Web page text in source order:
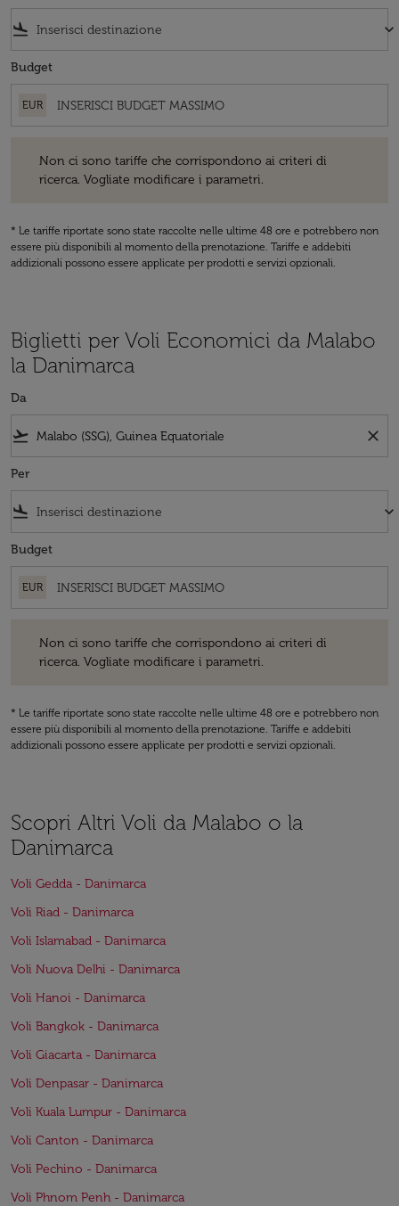
flight_land keyboard_arrow_down
Budget
EUR
Non ci sono tariffe che corrispondono ai criteri di
ricerca. Vogliate modificare i parametri.
* Le tariffe riportate sono state raccolte nelle ultime 48 ore e potrebbero non
essere più disponibili al momento della prenotazione. Tariffe e addebiti
addizionali possono essere applicate per prodotti e servizi opzionali.
Biglietti per Voli Economici da Malabo
la Danimarca
Da
flight_takeoff close
Per
flight_land keyboard_arrow_down
Budget
EUR
Non ci sono tariffe che corrispondono ai criteri di
ricerca. Vogliate modificare i parametri.
* Le tariffe riportate sono state raccolte nelle ultime 48 ore e potrebbero non
essere più disponibili al momento della prenotazione. Tariffe e addebiti
addizionali possono essere applicate per prodotti e servizi opzionali.
Scopri Altri Voli da Malabo o la
Danimarca
Voli Gedda - Danimarca
Voli Riad - Danimarca
Voli Islamabad - Danimarca
Voli Nuova Delhi - Danimarca
Voli Hanoi - Danimarca
Voli Bangkok - Danimarca
Voli Giacarta - Danimarca
Voli Denpasar - Danimarca
Voli Kuala Lumpur - Danimarca
Voli Canton - Danimarca
Voli Pechino - Danimarca
Voli Phnom Penh - Danimarca